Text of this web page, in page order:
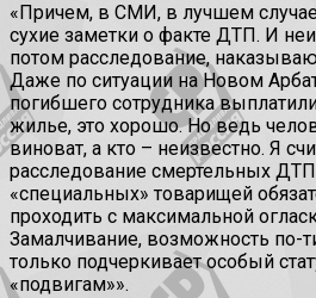
«Причем, в СМИ, в лучшем
сухие заметки о факте ДТП. И
потом расследование,
Даже по ситуации на Новом
погибшего сотрудника
жилье, это хорошо. Но ведь
виноват, а кто – неизвестно. Я
расследование смертельных ДТП
«специальных» товарищей
проходить с максимальной
Замалчивание, возможность по-
только подчеркивает особый
«подвигам»».